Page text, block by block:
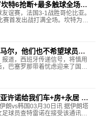
特6抢断+最多触球全场飞
谊赛，法国3-1战胜哥伦比亚。
赛首发出战打满全场。坎特为了
薪离开沙特前往土
尔，他们也不希望球员在
道，西班牙传递信号，将慎用
巴塞罗那带着忧虑迎来了国家
弗里克失去了一位基
许诺给我们车+房+永居 伪
朗vs韩国03月30日讯 据伊朗塔
球员查特雷诺在接受该通讯社
了将她们留下，伪造